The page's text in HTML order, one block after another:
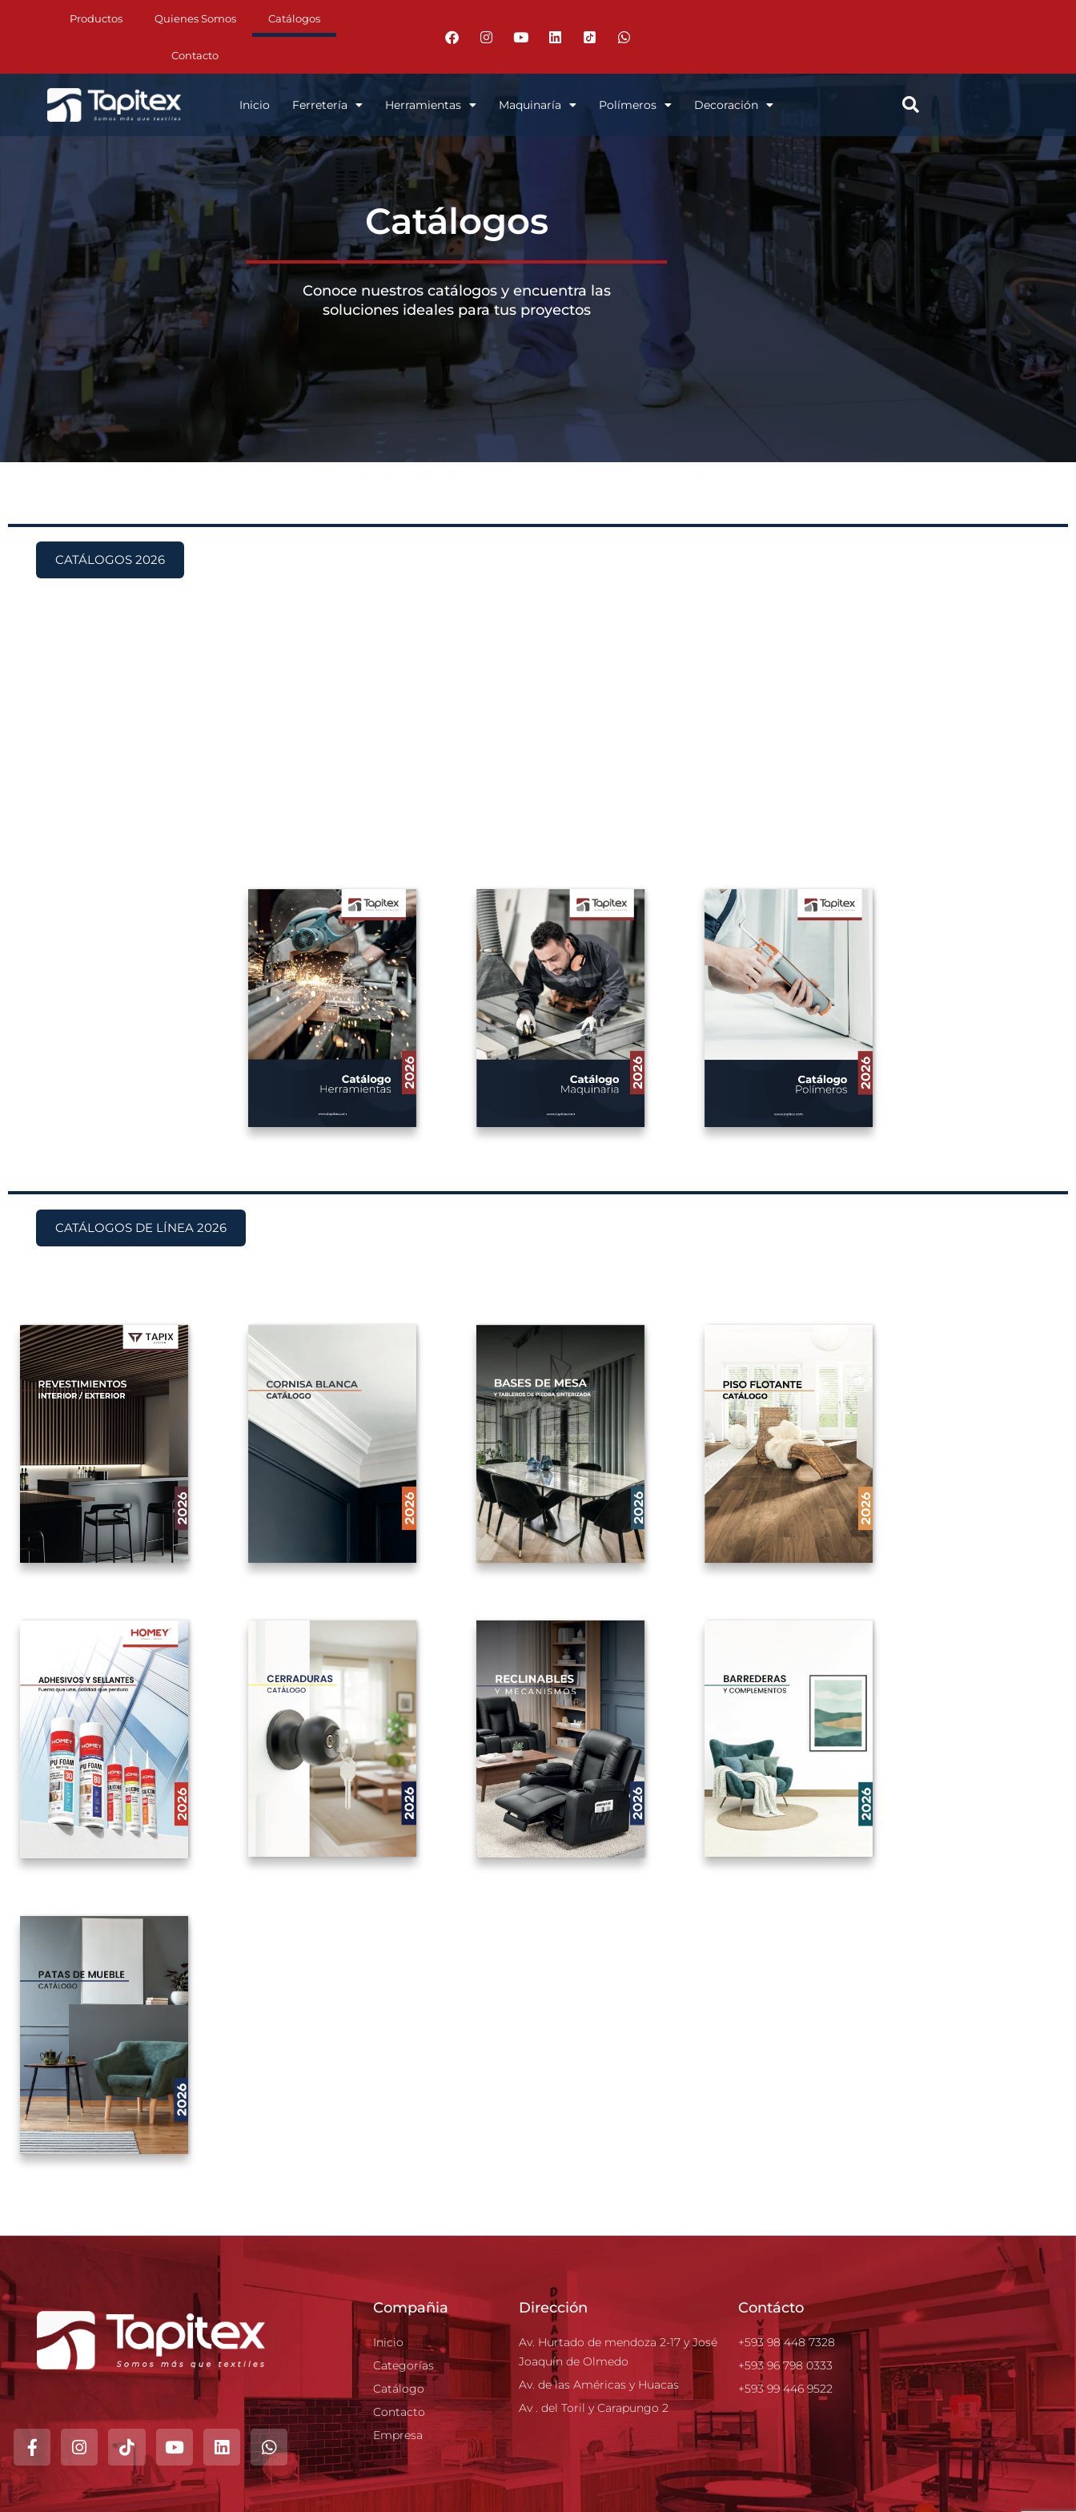
Productos Quienes Somos Catálogos
Contacto
Inicio Ferretería Herramientas Maquinaría Polímeros Decoración
Catálogos
Conoce nuestros catálogos y encuentra las
soluciones ideales para tus proyectos
CATÁLOGOS 2026
CATÁLOGOS DE LÍNEA 2026
Compañia
Inicio
Categorías
Catálogo
Contacto
Empresa
Dirección
Av. Hurtado de mendoza 2-17 y José
Joaquín de Olmedo
Av. de las Américas y Huacas
Av . del Toril y Carapungo 2
Contácto
+593 98 448 7328
+593 96 798 0333
+593 99 446 9522